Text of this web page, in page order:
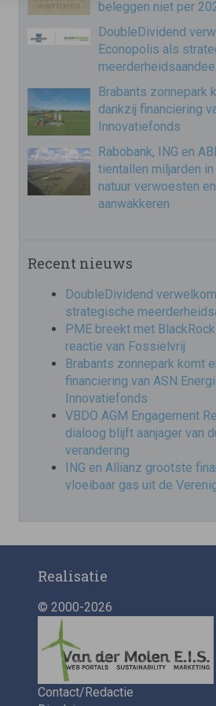
beleggen niet per
DoubleDividend
Econopolis als
Brabants zonnepark
dankzij financiering
Innovatiefonds
Rabobank, ING en
tientallen miljarden
natuur verwoesten
aanwakkeren
Recent nieuws
DoubleDividend
strategische
PME breekt met
reactie van Fossielvrij
Brabants zonnepark komt
financiering van ASN
Innovatiefonds
VBDO AGM Engagement
dialoog blijft aanjager van
verandering
ING en Allianz grootste
vloeibaar gas uit de
Realisatie
© 2000-2026
Contact/Redactie